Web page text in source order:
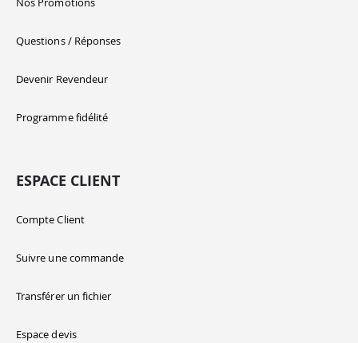
Questions / Réponses
Devenir Revendeur
Programme fidélité
ESPACE CLIENT
Compte Client
Suivre une commande
Transférer un fichier
Espace devis